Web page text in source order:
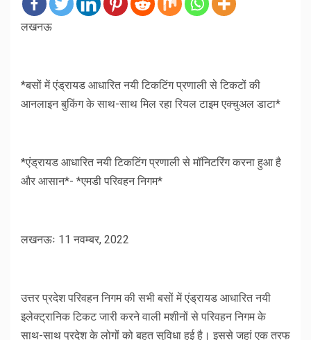
लखनऊ
*बसों में एंड्रायड आधारित नयी टिकटिंग प्रणाली से टिकटों की
आनलाइन बुकिंग के साथ-साथ मिल रहा रियल टाइम एक्चुअल डाटा*
*एंड्रायड आधारित नयी टिकटिंग प्रणाली से मॉनिटरिंग करना हुआ है
और आसान*- *एमडी परिवहन निगम*
लखनऊः 11 नवम्बर, 2022
उत्तर प्रदेश परिवहन निगम की सभी बसों में एंड्रायड आधारित नयी
इलेक्ट्रानिक टिकट जारी करने वाली मशीनों से परिवहन निगम के
साथ-साथ प्रदेश के लोगों को बहुत सुविधा हुई है। इससे जहां एक तरफ